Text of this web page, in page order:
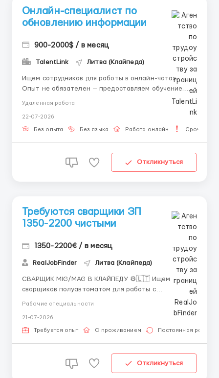
Онлайн-специалист по
обновлению информации
900-2000$ / в месяц
TalentLink Литва (Клайпеда)
Ищем сотрудников для работы в онлайн-чатах.
Опыт не обязателен — предоставляем обучение.
Бесплатное обучение; Помощь куратора на
протяжении всей работы. Что нужно делать: Вести
Удаленная работа
22-07-2026
Без опыта Без языка Работа онлайн Срочная
Откликнуться
Требуются сварщики ЗП
1350-2200 чистыми
1350-2200€ / в месяц
RealJobFinder Литва (Клайпеда)
СВАРЩИК MIG/MAG В КЛАЙПЕДУ ⚙️🇱🇹 Ищем
сварщиков полуавтоматом для работы с
металлическими конструкциями в Литве. Работа в
Клайпеде, также возможны проекты и командировки
по Европе. Подходят русскоязычные кандидаты с
опытом MIG/MAG, в том числе те, кто уже находится
Рабочие специальности
21-07-2026
Требуется опыт С проживанием Постоянная работа
Откликнуться